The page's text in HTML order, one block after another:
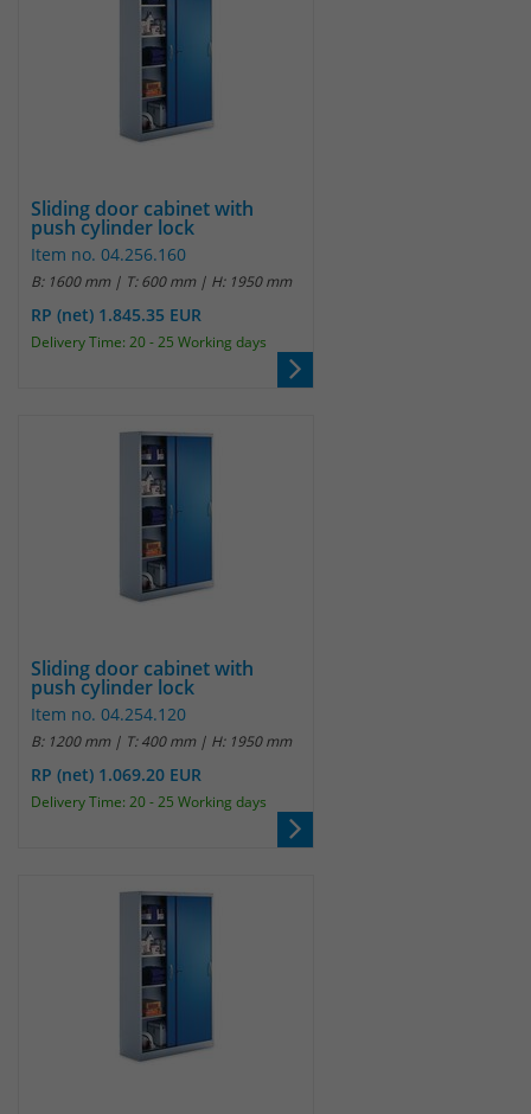
Sliding door cabinet with
push cylinder lock
Item no. 04.256.160
B: 1600 mm | T: 600 mm | H: 1950 mm
RP (net) 1.845.35 EUR
Delivery Time: 20 - 25 Working days
Sliding door cabinet with
push cylinder lock
Item no. 04.254.120
B: 1200 mm | T: 400 mm | H: 1950 mm
RP (net) 1.069.20 EUR
Delivery Time: 20 - 25 Working days